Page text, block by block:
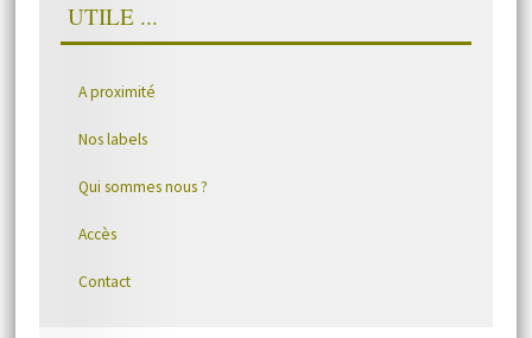
UTILE ...
A proximité
Nos labels
Qui sommes nous ?
Accès
Contact